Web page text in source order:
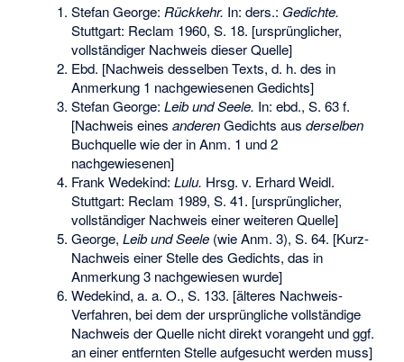
Stefan George: Rückkehr. In: ders.: Gedichte.
Stuttgart: Reclam 1960, S. 18. [ursprünglicher,
vollständiger Nachweis dieser Quelle]
Ebd. [Nachweis desselben Texts, d. h. des in
Anmerkung 1 nachgewiesenen Gedichts]
Stefan George:Leib und Seele. In: ebd., S. 63 f.
[Nachweis einesanderenGedichts ausderselben
Buchquelle wie der in Anm. 1 und 2
nachgewiesenen]
Frank Wedekind:Lulu. Hrsg. v. Erhard Weidl.
Stuttgart: Reclam 1989, S. 41. [ursprünglicher,
vollständiger Nachweis einer weiteren Quelle]
George,Leib und Seele (wie Anm. 3), S. 64. [Kurz-
Nachweis einer Stelle des Gedichts, das in
Anmerkung 3 nachgewiesen wurde]
Wedekind, a. a. O., S. 133. [älteres Nachweis-
Verfahren, bei dem der ursprüngliche vollständige
Nachweis der Quelle nicht direkt vorangeht und ggf.
an einer entfernten Stelle aufgesucht werden muss]